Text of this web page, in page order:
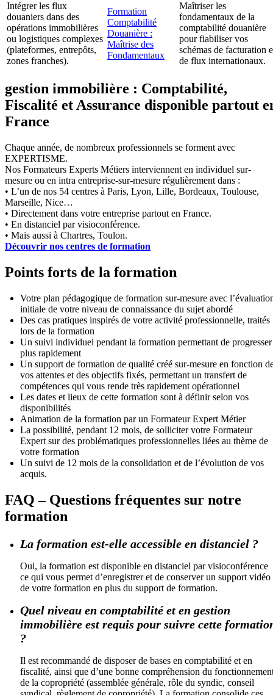
Intégrer les flux
douaniers dans des
opérations immobilières
ou logistiques complexes
(plateformes, entrepôts,
zones franches).
Formation
Comptabilité
Douanière :
Maîtrise des
Fondamentaux
Maîtriser les
fondamentaux de la
comptabilité douanière
pour fiabiliser vos
schémas de facturation
de flux internationaux.
gestion immobilière : Comptabilité,
Fiscalité et Assurance disponible partout
France
Chaque année, de nombreux professionnels se forment avec
EXPERTISME.
Nos Formateurs Experts Métiers interviennent en individuel sur-
mesure ou en intra entreprise-sur-mesure régulièrement dans :
• L’un de nos 54 centres à Paris, Lyon, Lille, Bordeaux, Toulouse,
Marseille, Nice…
• Directement dans votre entreprise partout en France.
• En distanciel par visioconférence.
• Mais aussi à Chartres, Toulon.
Découvrir nos centres de formation
Points forts de la formation
Votre plan pédagogique de formation sur-mesure avec
initiale de votre niveau de connaissance du sujet abordé
Des cas pratiques inspirés de votre activité professionnelle, traités
lors de la formation
Un suivi individuel pendant la formation permettant de progresser
plus rapidement
Un support de formation de qualité créé sur-mesure en fonction
vos attentes et des objectifs fixés, permettant un transfert de
compétences qui vous rende très rapidement opérationnel
Les dates et lieux de cette formation sont à définir selon vos
disponibilités
Animation de la formation par un Formateur Expert Métier
La possibilité, pendant 12 mois, de solliciter votre Formateur
Expert sur des problématiques professionnelles liées au thème de
votre formation
Un suivi de 12 mois de la consolidation et de l’évolution de vos
acquis.
FAQ – Questions fréquentes sur notre
formation
La formation est-elle accessible en distanciel ?
Oui, la formation est disponible en distanciel par visioconférence
ce qui vous permet d’enregistrer et de conserver un support vidéo
de votre formation en plus du support de formation.
Quel niveau en comptabilité et en gestion
immobilière est requis pour suivre cette
?
Il est recommandé de disposer de bases en comptabilité et en
fiscalité, ainsi que d’une bonne compréhension du
de la copropriété (assemblée générale, rôle du syndic, conseil